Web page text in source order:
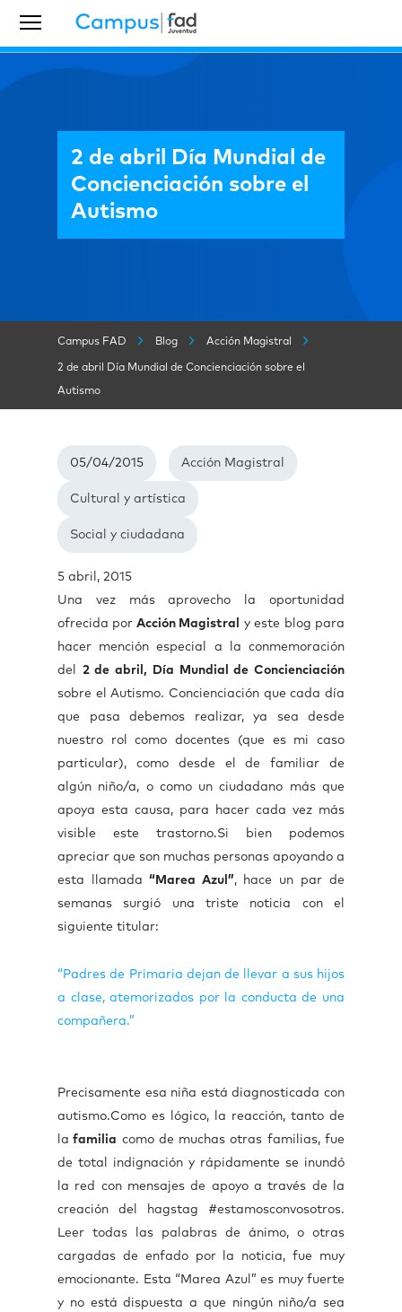
2 de abril Día Mundial de
Concienciación sobre el
Autismo
Campus FAD Blog Acción Magistral
2 de abril Día Mundial de Concienciación sobre el
Autismo
05/04/2015 Acción Magistral
Cultural y artística
Social y ciudadana
5 abril, 2015
Una vez más aprovecho la oportunidad
ofrecida por Acción Magistral
y este blog para
hacer mención especial a la conmemoración
del 2 de abril, Día Mundial de Concienciación
sobre el Autismo. Concienciación que cada día
que pasa debemos realizar, ya sea desde
nuestro rol como docentes (que es mi caso
particular), como desde el de familiar de
algún niño/a, o como un ciudadano más que
apoya esta causa, para hacer cada vez más
visible este trastorno.Si bien podemos
apreciar que son muchas personas apoyando a
esta llamada “Marea Azul”, hace un par de
semanas surgió una triste noticia con el
siguiente titular:
“Padres de Primaria dejan de llevar a sus hijos
a clase, atemorizados por la conducta de una
compañera.”
Precisamente esa niña está diagnosticada con
autismo.Como es lógico, la reacción, tanto de
la familia como de muchas otras familias, fue
de total indignación y rápidamente se inundó
la red con mensajes de apoyo a través de la
creación del hagstag #estamosconvosotros.
Leer todas las palabras de ánimo, o otras
cargadas de enfado por la noticia, fue muy
emocionante. Esta “Marea Azul” es muy fuerte
y no está dispuesta a que ningún niño/a sea